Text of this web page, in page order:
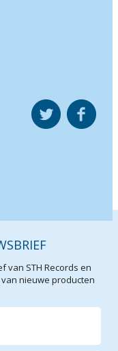
van STH Records en
nieuwe producten